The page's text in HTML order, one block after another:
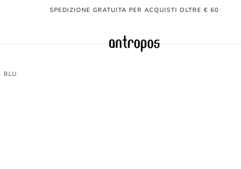
SPEDIZIONE GRATUITA PER ACQUISTI OLTRE € 60
BLU